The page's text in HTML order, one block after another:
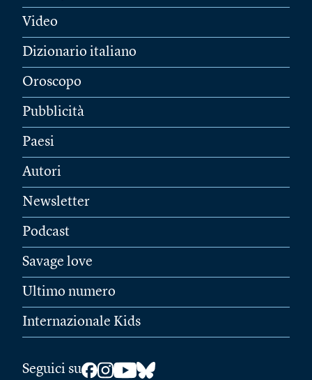
Video
Dizionario italiano
Oroscopo
Pubblicità
Paesi
Autori
Newsletter
Podcast
Savage love
Ultimo numero
Internazionale Kids
Seguici su